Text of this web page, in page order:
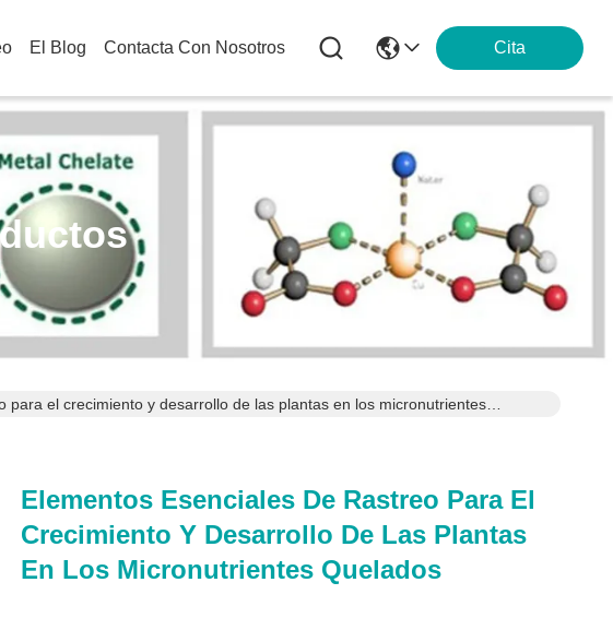
El Blog Contacta Con Nosotros Cita
para el crecimiento y desarrollo de las plantas en los micronutrientes
Elementos Esenciales De Rastreo Para El
Crecimiento Y Desarrollo De Las Plantas
En Los Micronutrientes Quelados